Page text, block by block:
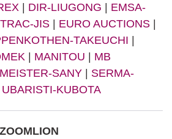
| DIR-LIUGONG | EMSA-
JIS | EURO AUCTIONS |
TAKEUCHI |
| MANITOU | MB
SANY | SERMA-
UBARISTI-KUBOTA